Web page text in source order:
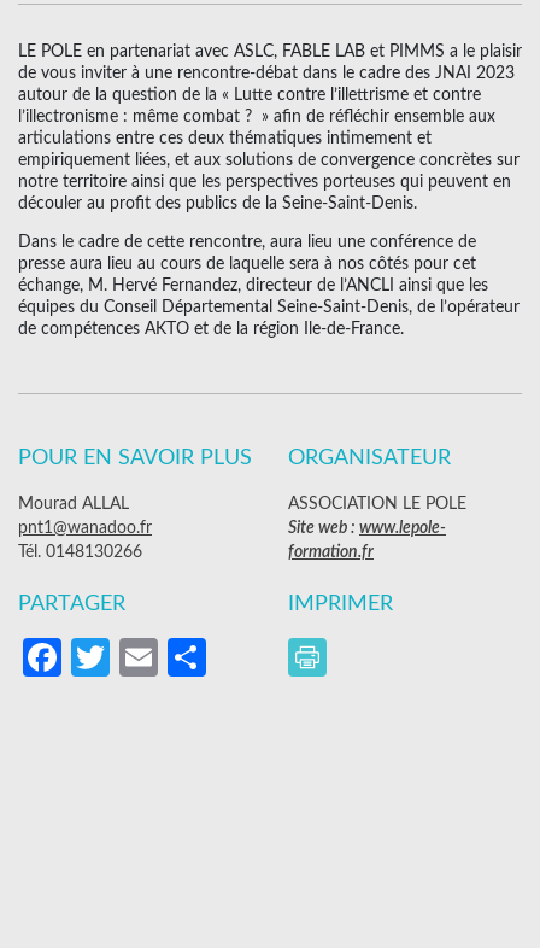
LE POLE en partenariat avec ASLC, FABLE LAB et PIMMS a le plaisir
de vous inviter à une rencontre-débat dans le cadre des JNAI 2023
autour de la question de la « Lutte contre l’illettrisme et contre
l’illectronisme : même combat ? » afin de réfléchir ensemble aux
articulations entre ces deux thématiques intimement et
empiriquement liées, et aux solutions de convergence concrètes sur
notre territoire ainsi que les perspectives porteuses qui peuvent en
découler au profit des publics de la Seine-Saint-Denis.
Dans le cadre de cette rencontre, aura lieu une conférence de
presse aura lieu au cours de laquelle sera à nos côtés pour cet
échange, M. Hervé Fernandez, directeur de l’ANCLI ainsi que les
équipes du Conseil Départemental Seine-Saint-Denis, de l’opérateur
de compétences AKTO et de la région Ile-de-France.
POUR EN SAVOIR PLUS
Mourad ALLAL
pnt1@wanadoo.fr
Tél. 0148130266
ORGANISATEUR
ASSOCIATION LE POLE
Site web : www.lepole-
formation.fr
PARTAGER
Facebook
Twitter
EmailPartager
IMPRIMER